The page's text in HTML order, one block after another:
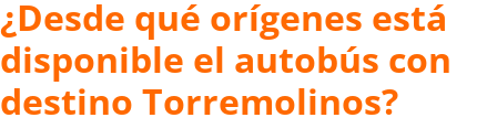
¿Desde qué orígenes está
disponible el autobús con
destino Torremolinos?